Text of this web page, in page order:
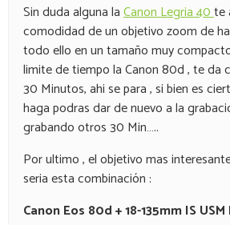
Sin duda alguna laCanon Legria 40te
comodidad de un objetivo zoom de
todo ello en un tamaño muy
limite de tiempo la Canon 80d , te da
30 Minutos, ahi se para , si bien es
haga podras dar de nuevo a la
grabando otros 30 Min…..
Por ultimo , el objetivo mas
seria esta combinación :
Canon Eos 80d + 18-135mm IS